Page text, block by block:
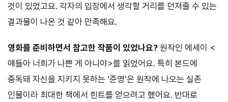
것이 있었고요. 각자의 입장에서 생각할 거리를 던져줄 수 있는
결과물이 나온 것 같아 만족해요.
영화를 준비하면서 참고한 작품이 있었나요? 원작인 에세이 <
얘들아 너희가 나쁜 게 아니야>를 읽었어요. 특히 본드에
중독돼 자신을 지키지 못하는 ‘준영’은 원작에 나오는 실존
인물이라 최대한 책에서 힌트를 얻으려고 했어요. 반대로